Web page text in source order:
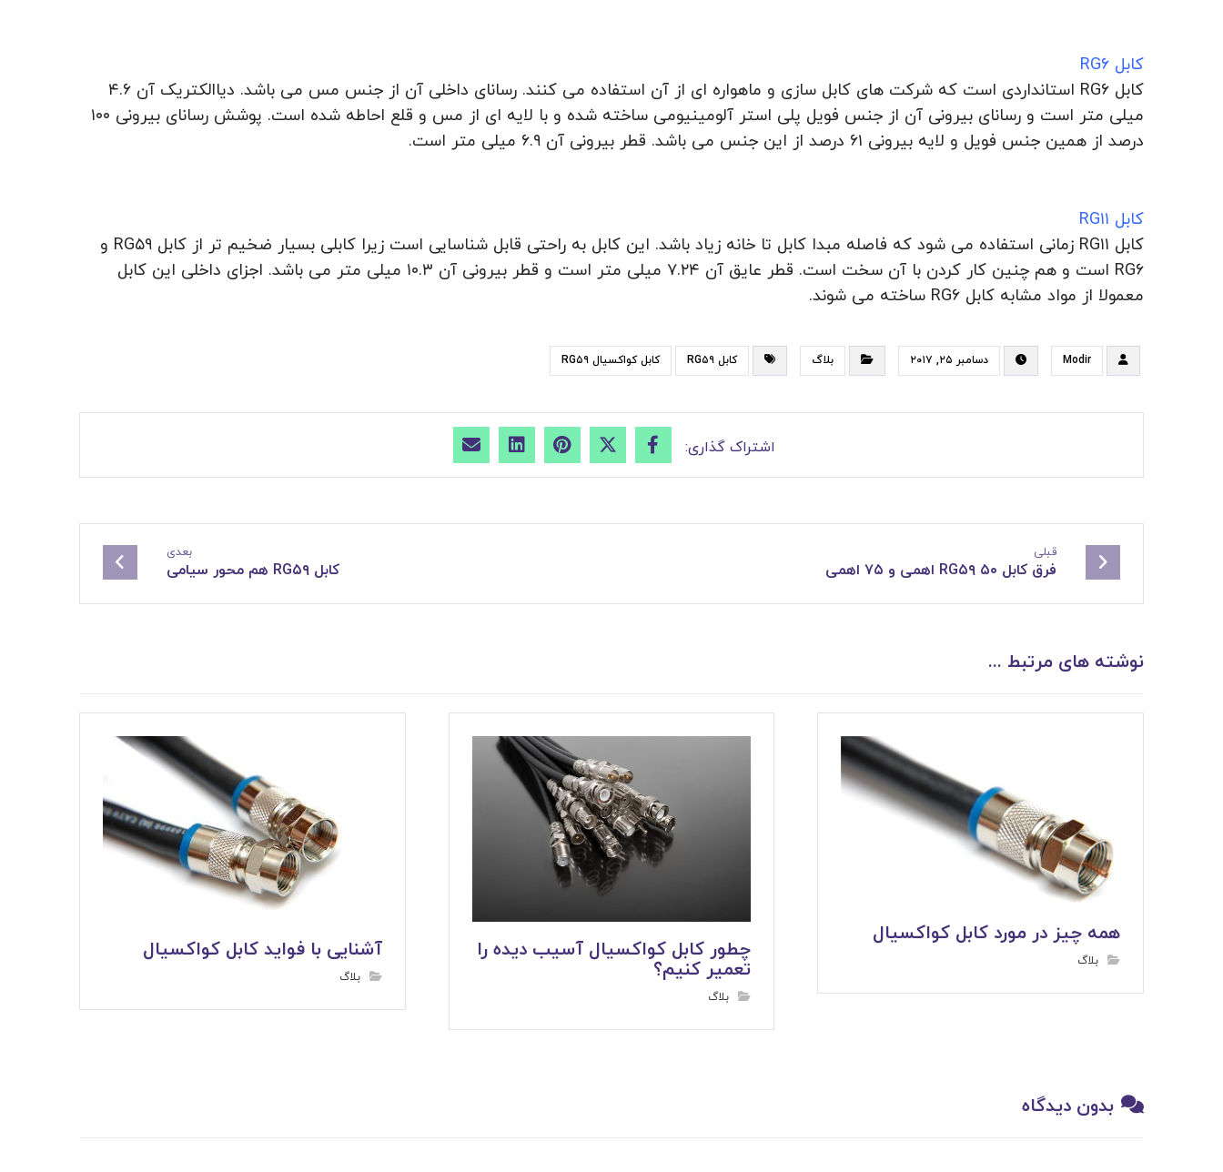
کابل RG۶
کابل RG۶
استانداردی است که شرکت های کابل سازی و ماهواره ای از آن استفاده می کنند. رسانای داخلی آن از جنس مس می باشد. دیاالکتریک آن ۴.۶
میلی متر است و رسانای بیرونی آن از جنس فویل پلی استر آلومینیومی ساخته شده و با لایه ای از مس و قلع احاطه شده است. پوشش رسانای بیرونی ۱۰۰
درصد از همین جنس فویل و لایه بیرونی ۶۱ درصد از این جنس می باشد. قطر بیرونی آن ۶.۹ میلی متر است.
کابل RG۱۱
کابل RG۱۱
زمانی استفاده می شود که فاصله مبدا کابل تا خانه زیاد باشد. این کابل به راحتی قابل شناسایی است زیرا کابلی بسیار ضخیم تر از کابل RG۵۹
و
RG۶
است و هم چنین کار کردن با آن سخت است. قطر عایق آن ۷.۲۴ میلی متر است و قطر بیرونی آن ۱۰.۳ میلی متر می باشد. اجزای داخلی این کابل
معمولا از مواد مشابه کابل RG۶ ساخته می شوند.
Modir دسامبر ۲۵, ۲۰۱۷ بلاگ کابل RG۵۹ کابل کواکسیال RG۵۹
قبلی
فرق کابل RG۵۹ ۵۰ اهمی و ۷۵ اهمی
بعدی
کابل RG۵۹ هم محور سیامی
نوشته های مرتبط ...
همه چیز در مورد کابل کواکسیال
بلاگ چطور کابل کواکسیال آسیب دیده را
تعمیر کنیم؟
بلاگ
آشنایی با فواید کابل کواکسیال
بلاگ
بدون دیدگاه